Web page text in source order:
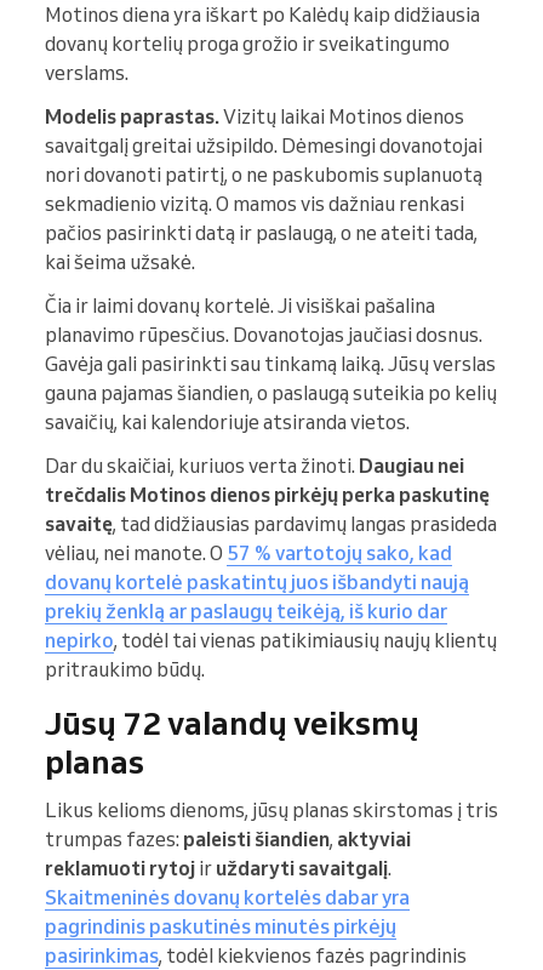
Motinos diena yra iškart po Kalėdų kaip didžiausia
dovanų kortelių proga grožio ir sveikatingumo
verslams.
Modelis paprastas.Vizitų laikai Motinos dienos
savaitgalį greitai užsipildo. Dėmesingi dovanotojai
nori dovanoti patirtį, o ne paskubomis suplanuotą
sekmadienio vizitą. O mamos vis dažniau renkasi
pačios pasirinkti datą ir paslaugą, o ne ateiti tada,
kai šeima užsakė.
Čia ir laimi dovanų kortelė. Ji visiškai pašalina
planavimo rūpesčius. Dovanotojas jaučiasi dosnus.
Gavėja gali pasirinkti sau tinkamą laiką. Jūsų verslas
gauna pajamas šiandien, o paslaugą suteikia po kelių
savaičių, kai kalendoriuje atsiranda vietos.
Dar du skaičiai, kuriuos verta žinoti. Daugiau nei
trečdalis Motinos dienos pirkėjų perka paskutinę
savaitę, tad didžiausias pardavimų langas prasideda
vėliau, nei manote. O 57 % vartotojų sako, kad
dovanų kortelė paskatintų juos išbandyti naują
prekių ženklą ar paslaugų teikėją, iš kurio dar
nepirko, todėl tai vienas patikimiausių naujų klientų
pritraukimo būdų.
Jūsų 72 valandų veiksmų
planas
Likus kelioms dienoms, jūsų planas skirstomas į tris
trumpas fazes: paleisti šiandien, aktyviai
reklamuoti rytoj ir uždaryti savaitgalį.
Skaitmeninės dovanų kortelės dabar yra
pagrindinis paskutinės minutės pirkėjų
pasirinkimas, todėl kiekvienos fazės pagrindinis